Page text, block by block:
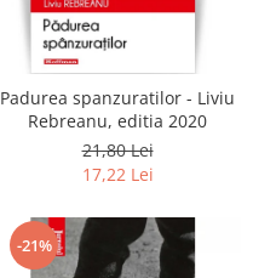
Padurea spanzuratilor - Liviu
Rebreanu, editia 2020
21,80 Lei
17,22 Lei
-21%